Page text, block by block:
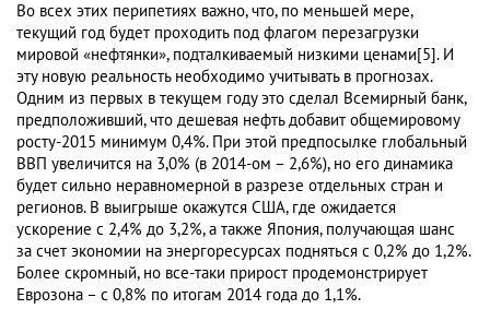
Во всех этих перипетиях важно, что, по меньшей мере,
текущий год будет проходить под флагом перезагрузки
мировой «нефтянки», подталкиваемый низкими ценами[5]. И
эту новую реальность необходимо учитывать в прогнозах.
Одним из первых в текущем году это сделал Всемирный банк,
предположивший, что дешевая нефть добавит общемировому
росту-2015 минимум 0,4%. При этой предпосылке глобальный
ВВП увеличится на 3,0% (в 2014-ом – 2,6%), но его динамика
будет сильно неравномерной в разрезе отдельных стран и
регионов. В выигрыше окажутся США, где ожидается
ускорение с 2,4% до 3,2%, а также Япония, получающая шанс
за счет экономии на энергоресурсах подняться с 0,2% до 1,2%.
Более скромный, но все-таки прирост продемонстрирует
Еврозона – с 0,8% по итогам 2014 года до 1,1%.